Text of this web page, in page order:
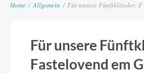
Home / Allgemein / Für unsere Fünftklässler: F
Für unsere
Fastelovend em